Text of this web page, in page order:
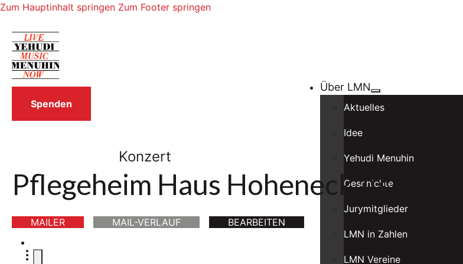
Zum Hauptinhalt springen Zum Footer springen
Über LMN
Aktuelles
Idee
Yehudi Menuhin
Geschichte
Jurymitglieder
LMN in Zahlen
LMN Vereine
Spenden
Konzert
Pflegeheim Haus Hoheneck Aschbach
MAILER MAIL-VERLAUF BEARBEITEN